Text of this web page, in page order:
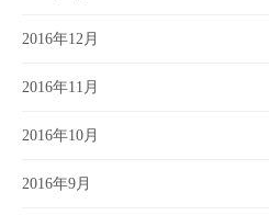
2016年12月
2016年11月
2016年10月
2016年9月